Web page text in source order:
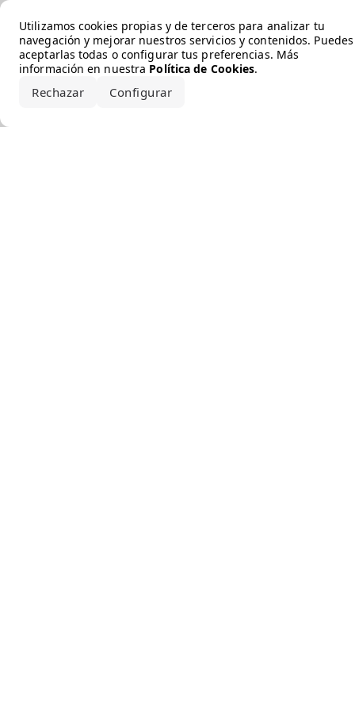
Utilizamos cookies propias y de terceros para analizar tu
navegación y mejorar nuestros servicios y contenidos. Puedes
aceptarlas todas o configurar tus preferencias. Más
información en nuestra Política de Cookies.
Rechazar Configurar
Error loading the brand